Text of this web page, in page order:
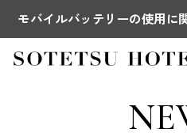
モバイルバッテリーの使用に